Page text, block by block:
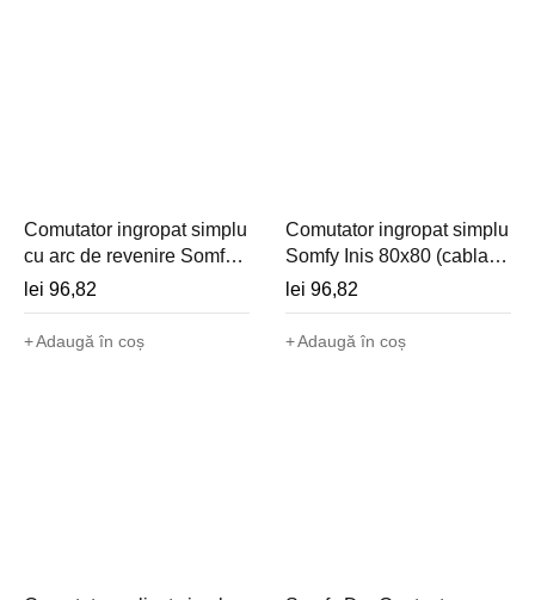
Comutator ingropat simplu
cu arc de revenire Somfy
Inis 80x80 MP (cablat,
230V) - 1800514
lei 96,82
Adaugă în coș
Comutator ingropat simplu
Somfy Inis 80x80 (cablat,
230V) - 1800513
lei 96,82
Adaugă în coș